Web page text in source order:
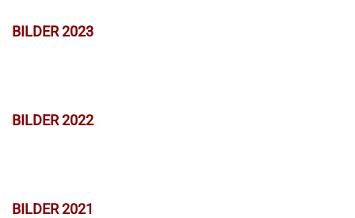
BILDER 2023
BILDER 2022
BILDER 2021